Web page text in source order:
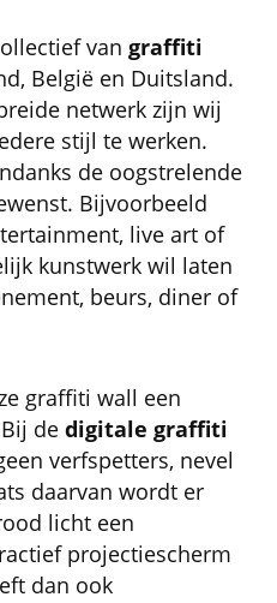
van graffiti
België en Duitsland.
netwerk zijn wij
stijl te werken.
de oogstrelende
Bijvoorbeeld
live art of
kunstwerk wil laten
beurs, diner of
graffiti wall een
de digitale graffiti
verfspetters, nevel
daarvan wordt er
licht een
projectiescherm
dan ook